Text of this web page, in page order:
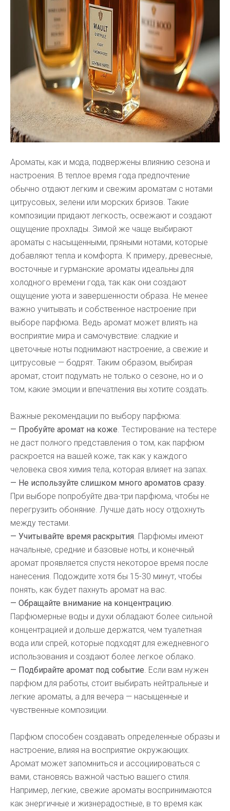
Ароматы, как и мода, подвержены влиянию сезона и
настроения. В теплое время года предпочтение
обычно отдают легким и свежим ароматам с нотами
цитрусовых, зелени или морских бризов. Такие
композиции придают легкость, освежают и создают
ощущение прохлады. Зимой же чаще выбирают
ароматы с насыщенными, пряными нотами, которые
добавляют тепла и комфорта. К примеру, древесные,
восточные и гурманские ароматы идеальны для
холодного времени года, так как они создают
ощущение уюта и завершенности образа. Не менее
важно учитывать и собственное настроение при
выборе парфюма. Ведь аромат может влиять на
восприятие мира и самочувствие: сладкие и
цветочные ноты поднимают настроение, а свежие и
цитрусовые — бодрят. Таким образом, выбирая
аромат, стоит подумать не только о сезоне, но и о
том, какие эмоции и впечатления вы хотите создать.
Важные рекомендации по выбору парфюма:
— Пробуйте аромат на коже. Тестирование на тестере
не даст полного представления о том, как парфюм
раскроется на вашей коже, так как у каждого
человека своя химия тела, которая влияет на запах.
— Не используйте слишком много ароматов сразу.
При выборе попробуйте два-три парфюма, чтобы не
перегрузить обоняние. Лучше дать носу отдохнуть
между тестами.
— Учитывайте время раскрытия. Парфюмы имеют
начальные, средние и базовые ноты, и конечный
аромат проявляется спустя некоторое время после
нанесения. Подождите хотя бы 15-30 минут, чтобы
понять, как будет пахнуть аромат на вас.
— Обращайте внимание на концентрацию.
Парфюмерные воды и духи обладают более сильной
концентрацией и дольше держатся, чем туалетная
вода или спрей, которые подходят для ежедневного
использования и создают более легкое облако.
— Подбирайте аромат под событие. Если вам нужен
парфюм для работы, стоит выбирать нейтральные и
легкие ароматы, а для вечера — насыщенные и
чувственные композиции.
Парфюм способен создавать определенные образы и
настроение, влияя на восприятие окружающих.
Аромат может запомниться и ассоциироваться с
вами, становясь важной частью вашего стиля.
Например, легкие, свежие ароматы воспринимаются
как энергичные и жизнерадостные, в то время как